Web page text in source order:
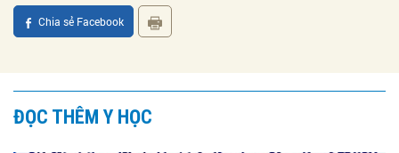
Chia sẻ Facebook
ĐỌC THÊM Y HỌC